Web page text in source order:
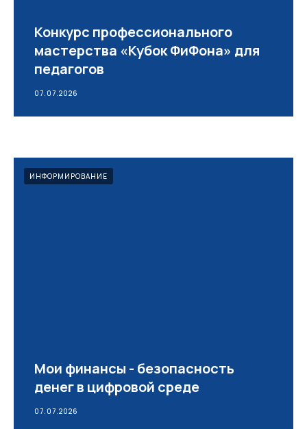
Конкурс профессионального
мастерства «Кубок ФиФона» для
педагогов
07.07.2026
ИНФОРМИРОВАНИЕ
Мои финансы - безопасность
денег в цифровой среде
07.07.2026